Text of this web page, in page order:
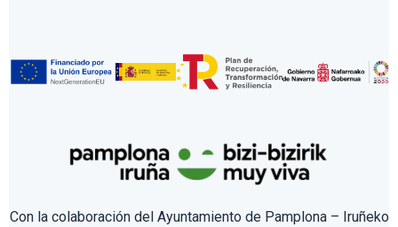
Con la colaboración del Ayuntamiento de Pamplona – Iruñeko